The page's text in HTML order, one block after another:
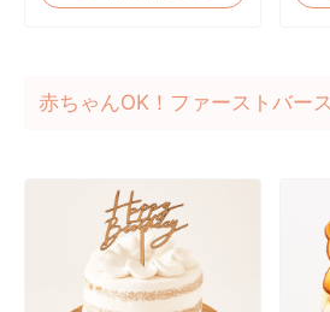
赤ちゃんOK！ファーストバー